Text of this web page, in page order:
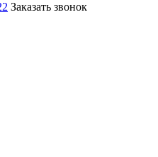
Заказать звонок